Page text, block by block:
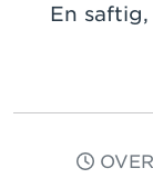
En